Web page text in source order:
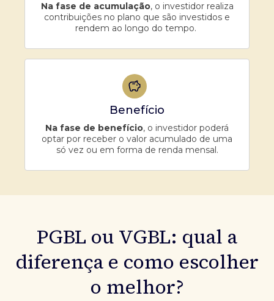
Na fase de acumulação, o investidor realiza
contribuições no plano que são investidos e
rendem ao longo do tempo.
Benefício
Na fase de benefício, o investidor poderá
optar por receber o valor acumulado de uma
só vez ou em forma de renda mensal.
PGBL ou VGBL: qual a
diferença e como escolher
o melhor?